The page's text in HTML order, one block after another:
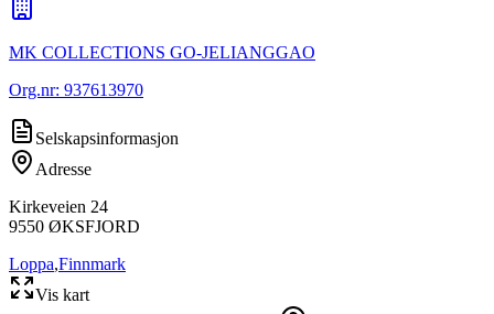
MK COLLECTIONS GO-JELIANGGAO
Org.nr: 937613970
Selskapsinformasjon
Adresse
Kirkeveien 24
9550 ØKSFJORD
Loppa,Finnmark
Vis kart